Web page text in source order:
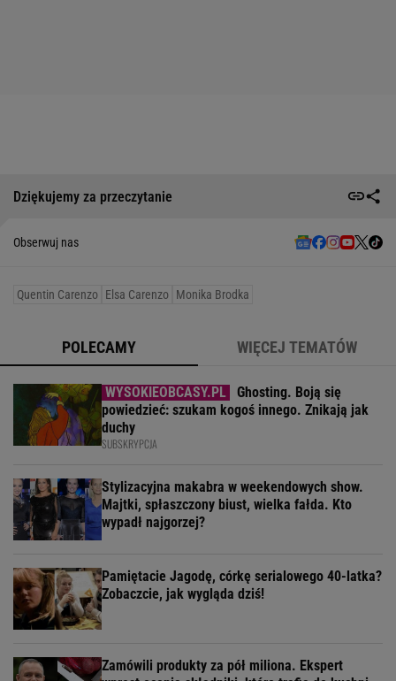
Dziękujemy za przeczytanie
Obserwuj nas
Quentin Carenzo Elsa Carenzo Monika Brodka
POLECAMY WIĘCEJ TEMATÓW
Ghosting. Boją się
powiedzieć: szukam kogoś innego. Znikają jak
duchy
SUBSKRYPCJA
Stylizacyjna makabra w weekendowych show.
Majtki, spłaszczony biust, wielka fałda. Kto
wypadł najgorzej?
Pamiętacie Jagodę, córkę serialowego 40-latka?
Zobaczcie, jak wygląda dziś!
Zamówili produkty za pół miliona. Ekspert